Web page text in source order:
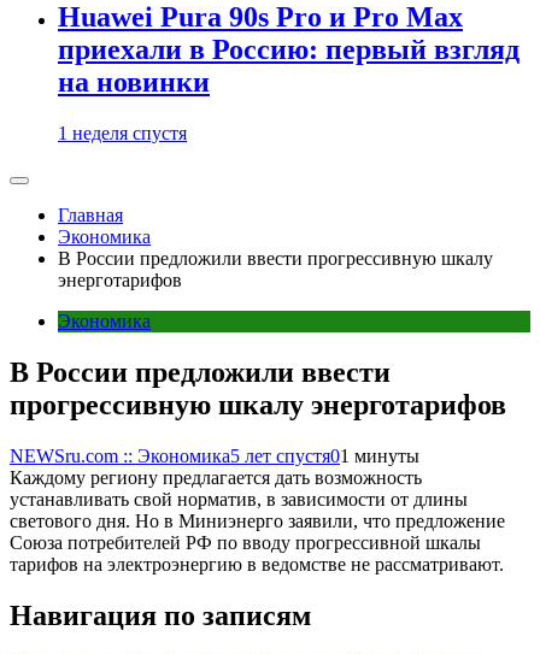
Huawei Pura 90s Pro и Pro Max
приехали в Россию: первый взгляд
на новинки
1 неделя спустя
Главная
Экономика
В России предложили ввести прогрессивную шкалу
энерготарифов
Экономика
В России предложили ввести
прогрессивную шкалу энерготарифов
NEWSru.com :: Экономика5 лет спустя01 минуты
Каждому региону предлагается дать возможность
устанавливать свой норматив, в зависимости от длины
светового дня. Но в Миниэнерго заявили, что предложение
Союза потребителей РФ по вводу прогрессивной шкалы
тарифов на электроэнергию в ведомстве не рассматривают.
Навигация по записям